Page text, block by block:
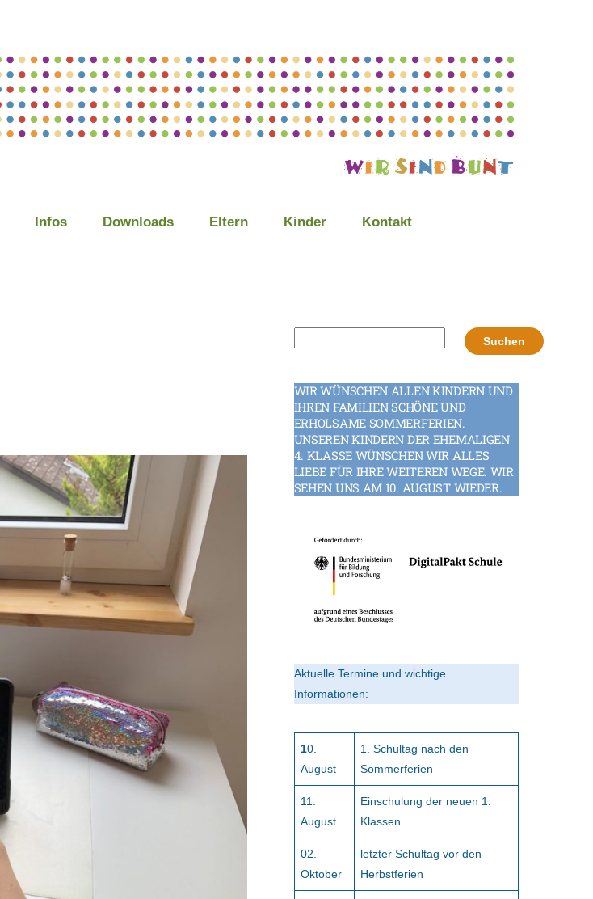
Infos Downloads Eltern Kinder Kontakt
Suchen
WIR WÜNSCHEN ALLEN KINDERN UND
IHREN FAMILIEN SCHÖNE UND
ERHOLSAME SOMMERFERIEN.
UNSEREN KINDERN DER EHEMALIGEN
4. KLASSE WÜNSCHEN WIR ALLES
LIEBE FÜR IHRE WEITEREN WEGE. WIR
SEHEN UNS AM 10. AUGUST WIEDER.
Aktuelle Termine und wichtige
Informationen:
10.
August
1. Schultag nach den
Sommerferien
11.
August
Einschulung der neuen 1.
Klassen
02.
Oktober
letzter Schultag vor den
Herbstferien